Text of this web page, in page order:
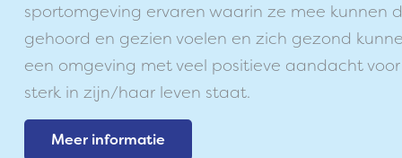
sportomgeving ervaren waarin ze mee kunnen
gehoord en gezien voelen en zich gezond
een omgeving met veel positieve aandacht
sterk in zijn/haar leven staat.
Meer informatie